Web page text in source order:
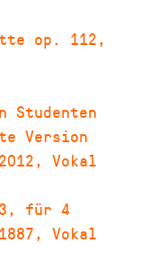
op. 112,
Studenten
Version
2012, Vokal
, für 4
1887, Vokal